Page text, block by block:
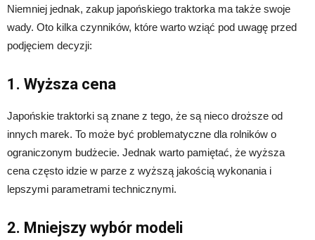
Niemniej jednak, zakup japońskiego traktorka ma także swoje
wady. Oto kilka czynników, które warto wziąć pod uwagę przed
podjęciem decyzji:
1. Wyższa cena
Japońskie traktorki są znane z tego, że są nieco droższe od
innych marek. To może być problematyczne dla rolników o
ograniczonym budżecie. Jednak warto pamiętać, że wyższa
cena często idzie w parze z wyższą jakością wykonania i
lepszymi parametrami technicznymi.
2. Mniejszy wybór modeli